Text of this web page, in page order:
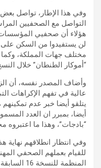
وفي هذا الإطار، تواصل
التواصل مع الصحفيين
هؤلاء أن صحفيي المؤسسات
لن يستفيدوا من السكن على
مختلف جهات المملكة، وكما
“أموكار الطنطان” خلال
وأضاف المصدر نفسه، أن
عالية في تفهم الإكراهات
يتلقو أيضا خبر عدم
“بادجات”، وهذا ما اعتبروه
وفي انتظار انطلاقهم
للقيام بعملهم الصحفي
المنظمة